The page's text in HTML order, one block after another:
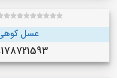
عسل
09178721593